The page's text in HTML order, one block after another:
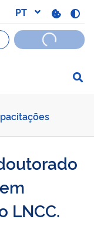
LNCC.